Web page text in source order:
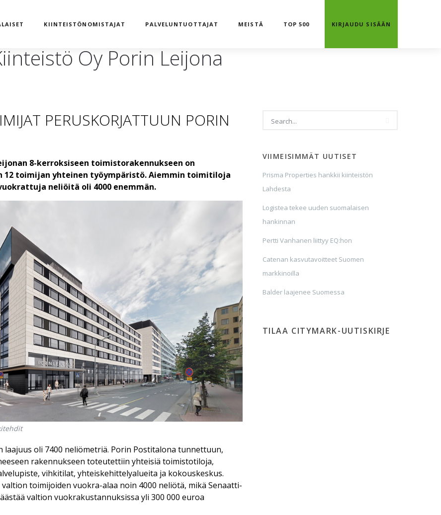
KIINTEISTÖNOMISTAJAT PALVELUNTUOTTAJAT MEISTÄ TOP 500 KIRJAUDU SISÄÄN
Oy Porin Leijona
PERUSKORJATTUUN PORIN
8-kerroksiseen toimistorakennukseen on
12 toimijan yhteinen työympäristö. Aiemmin toimitiloja
neliöitä oli 4000 enemmän.
laajuus oli 7400 neliömetriä. Porin Postitalona tunnettuun,
rakennukseen toteutettiin yhteisiä toimistotiloja,
vihkitilat, yhteiskehittelyalueita ja kokouskeskus.
toimijoiden vuokra-alaa noin 4000 neliötä, mikä Senaatti-
valtion vuokrakustannuksissa yli 300 000 euroa
VIIMEISIMMÄT UUTISET
Prisma Properties hankkii kiinteistön
Lahdesta
Logistea tekee uuden suomalaisen
hankinnan
Pertti Vanhanen liittyy EQ:hon
Catenan kasvutavoitteet Suomen
markkinoilla
Balder laajenee Suomessa
TILAA CITYMARK-UUTISKIRJE